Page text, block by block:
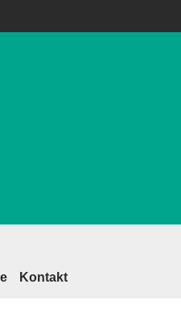
Kontakt